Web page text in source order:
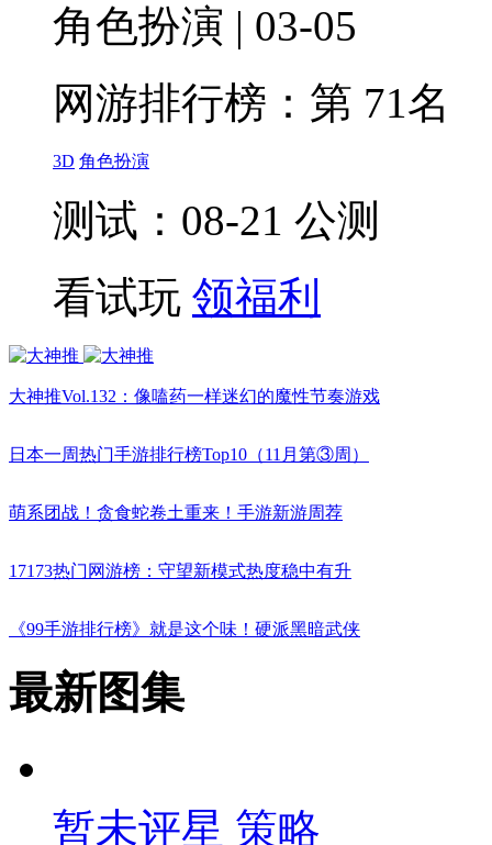
角色扮演 | 03-05
网游排行榜： 第 71名
3D 角色扮演
测试：08-21 公测
看试玩 领福利
大神推Vol.132：像嗑药一样迷幻的魔性节奏游戏
日本一周热门手游排行榜Top10（11月第③周）
萌系团战！贪食蛇卷土重来！手游新游周荐
17173热门网游榜：守望新模式热度稳中有升
《99手游排行榜》就是这个味！硬派黑暗武侠
最新图集
暂未评星 策略